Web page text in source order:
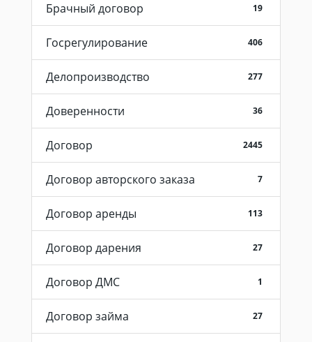
Брачный договор 19
Госрегулирование 406
Делопроизводство 277
Доверенности 36
Договор 2445
Договор авторского заказа 7
Договор аренды 113
Договор дарения 27
Договор ДМС 1
Договор займа 27